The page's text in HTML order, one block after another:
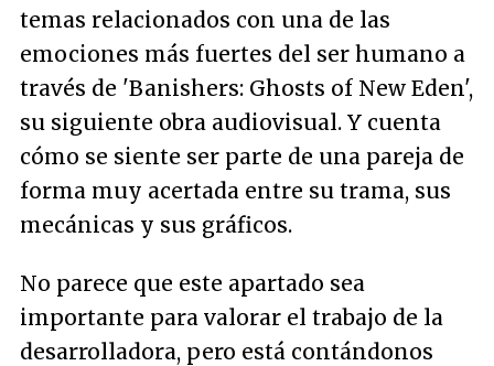
temas relacionados con una de las
emociones más fuertes del ser humano a
través de 'Banishers: Ghosts of New Eden',
su siguiente obra audiovisual. Y cuenta
cómo se siente ser parte de una pareja de
forma muy acertada entre su trama, sus
mecánicas y sus gráficos.
No parece que este apartado sea
importante para valorar el trabajo de la
desarrolladora, pero está contándonos